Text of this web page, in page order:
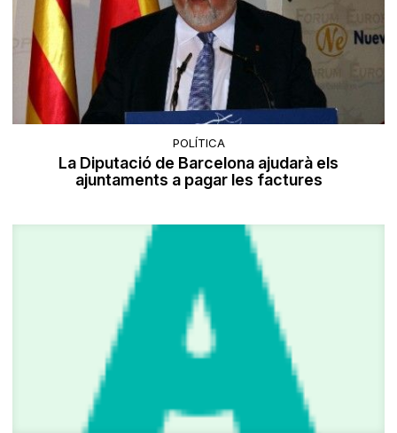
POLÍTICA
La Diputació de Barcelona ajudarà els
ajuntaments a pagar les factures